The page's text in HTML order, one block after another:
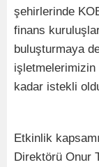
şehirlerinde
finans
buluşturmaya
işletmelerimizin
kadar istekli
Etkinlik
Direktörü Onur